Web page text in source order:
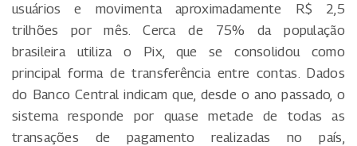
usuários e movimenta aproximadamente R$ 2,5
trilhões por mês. Cerca de 75% da população
brasileira utiliza o Pix, que se consolidou como
principal forma de transferência entre contas. Dados
do Banco Central indicam que, desde o ano passado, o
sistema responde por quase metade de todas as
transações de pagamento realizadas no país,